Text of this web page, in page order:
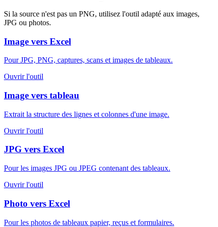
Si la source n'est pas un PNG, utilisez l'outil adapté aux images,
JPG ou photos.
Image vers Excel
Pour JPG, PNG, captures, scans et images de tableaux.
Ouvrir l'outil
Image vers tableau
Extrait la structure des lignes et colonnes d'une image.
Ouvrir l'outil
JPG vers Excel
Pour les images JPG ou JPEG contenant des tableaux.
Ouvrir l'outil
Photo vers Excel
Pour les photos de tableaux papier, reçus et formulaires.